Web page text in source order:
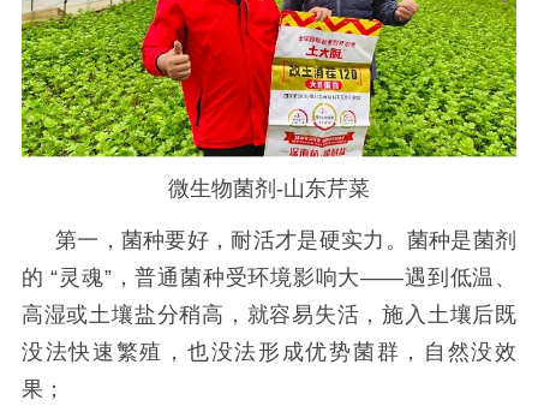
微生物菌剂-山东芹菜
第一，菌种要好，耐活才是硬实力 。菌种是菌剂
的 “灵魂”，普通菌种受环境影响大——遇到低温、
高湿或土壤盐分稍高，就容易失活，施入土壤后既
没法快速繁殖，也没法形成优势菌群，自然没效
果；